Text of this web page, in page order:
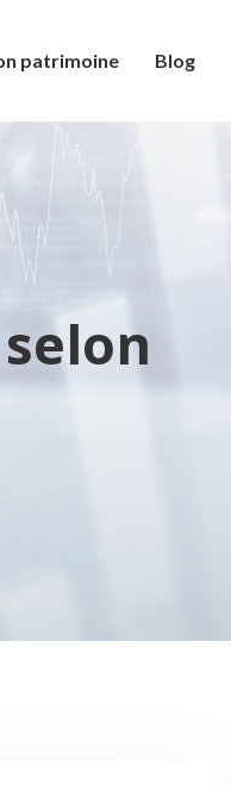
patrimoine Blog